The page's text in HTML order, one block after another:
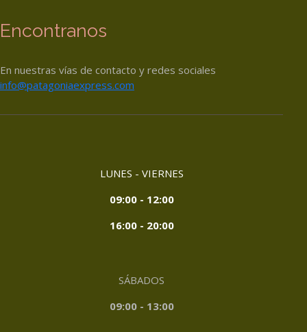
Encontranos
En nuestras vías de contacto y redes sociales
info@patagoniaexpress.com
LUNES - VIERNES
09:00 - 12:00
16:00 - 20:00
SÁBADOS
09:00 - 13:00